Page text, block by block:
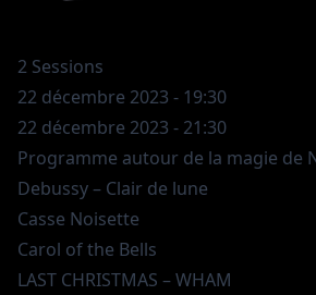
2 Sessions
22 décembre 2023 - 19:30
22 décembre 2023 - 21:30
Programme autour de la magie de
Debussy – Clair de lune
Casse Noisette
Carol of the Bells
LAST CHRISTMAS – WHAM